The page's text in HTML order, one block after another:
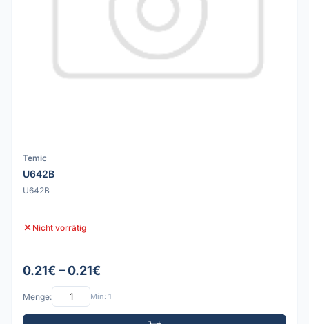
Temic
U642B
U642B
Nicht vorrätig
0.21€ – 0.21€
Menge: Min: 1